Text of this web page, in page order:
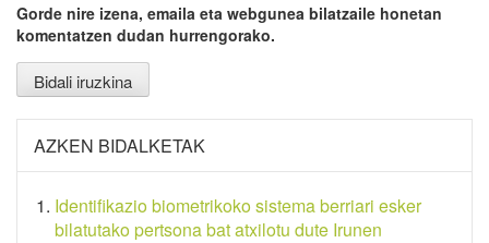
Gorde nire izena, emaila eta webgunea bilatzaile honetan
komentatzen dudan hurrengorako.
AZKEN BIDALKETAK
Identifikazio biometrikoko sistema berriari esker
bilatutako pertsona bat atxilotu dute Irunen